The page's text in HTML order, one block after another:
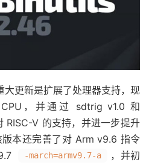
更新是扩展了处理器支持，现
，并通过 sdtrig v1.0 和
RISC-V 的支持，并进一步提升
本还完善了对 Arm v9.6 指令
-march=armv9.7-a
，并初